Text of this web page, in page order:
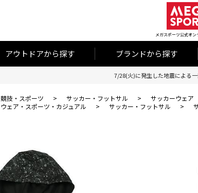
メガスポーツ公式オ
アウトドアから探す ブランドから探す
7/28(火)に発生した地震による
競技・スポーツ > サッカー・フットサル > サッカーウェア
ウェア・スポーツ・カジュアル > サッカー・フットサル >